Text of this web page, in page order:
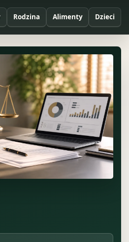
Rodzina Alimenty Dzieci